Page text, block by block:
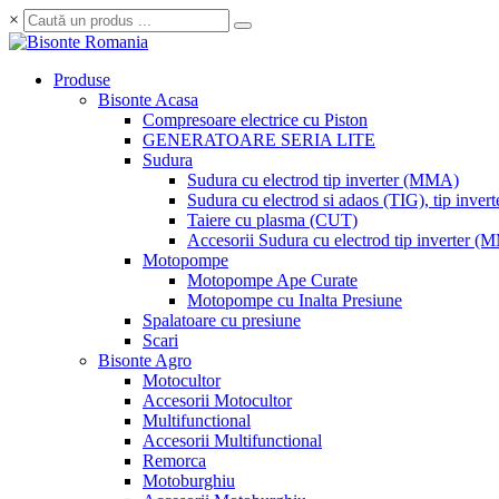
×
Produse
Bisonte Acasa
Compresoare electrice cu Piston
GENERATOARE SERIA LITE
Sudura
Sudura cu electrod tip inverter (MMA)
Sudura cu electrod si adaos (TIG), tip
Taiere cu plasma (CUT)
Accesorii Sudura cu electrod tip inverter
Motopompe
Motopompe Ape Curate
Motopompe cu Inalta Presiune
Spalatoare cu presiune
Scari
Bisonte Agro
Motocultor
Accesorii Motocultor
Multifunctional
Accesorii Multifunctional
Remorca
Motoburghiu